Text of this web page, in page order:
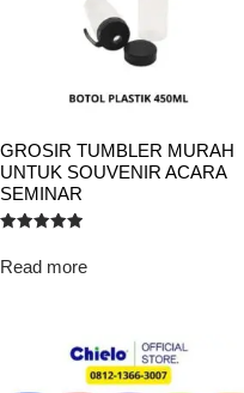
GROSIR TUMBLER MURAH
UNTUK SOUVENIR ACARA
SEMINAR
5.00
out of 5
Read more